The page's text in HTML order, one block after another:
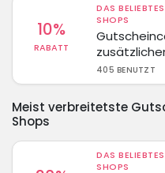
10%
RABATT
DAS
SHOPS
405 BENUTZT
Meist verbreitetste
Shops
DAS
SHOPS